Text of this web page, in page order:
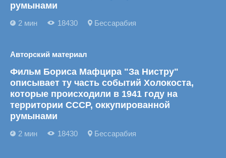
румынами
2 мин 18430 Бессарабия
Авторский материал
Фильм Бориса Мафцира "За Нистру"
описывает ту часть событий Холокоста,
которые происходили в 1941 году на
территории СССР, оккупированной
румынами
2 мин 18430 Бессарабия